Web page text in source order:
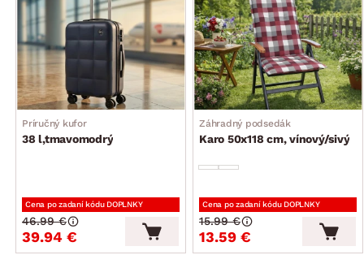
Príručný kufor
38 l,tmavomodrý
Cena po zadaní kódu DOPLNKY
39.94 €
46.99 €
Záhradný podsedák
Karo 50x118 cm, vínový/sivý
Cena po zadaní kódu DOPLNKY
13.59 €
15.99 €